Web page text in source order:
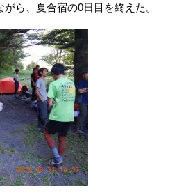
ら、夏合宿の0日目を終えた。